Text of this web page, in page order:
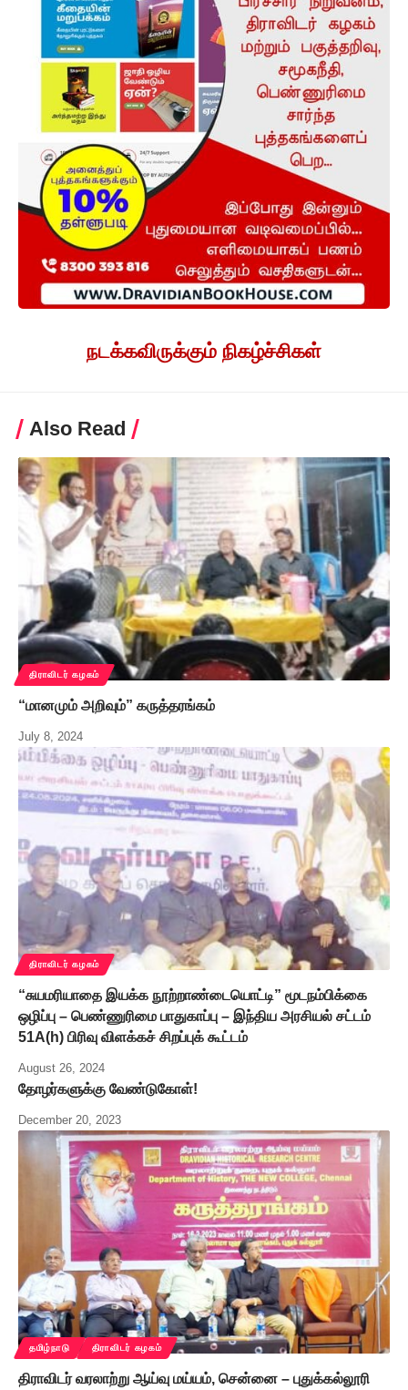
நடக்கவிருக்கும் நிகழ்ச்சிகள்
Also Read
திராவிடர் கழகம்
“மானமும் அறிவும்” கருத்தரங்கம்
July 8, 2024
திராவிடர் கழகம்
“சுயமரியாதை இயக்க நூற்றாண்டையொட்டி” மூடநம்பிக்கை
ஒழிப்பு – பெண்ணுரிமை பாதுகாப்பு – இந்திய அரசியல் சட்டம்
51A(h) பிரிவு விளக்கச் சிறப்புக் கூட்டம்
August 26, 2024
தோழர்களுக்கு வேண்டுகோள்!
December 20, 2023
தமிழ்நாடு திராவிடர் கழகம்
திராவிடர் வரலாற்று ஆய்வு மய்யம், சென்னை – புதுக்கல்லூரி